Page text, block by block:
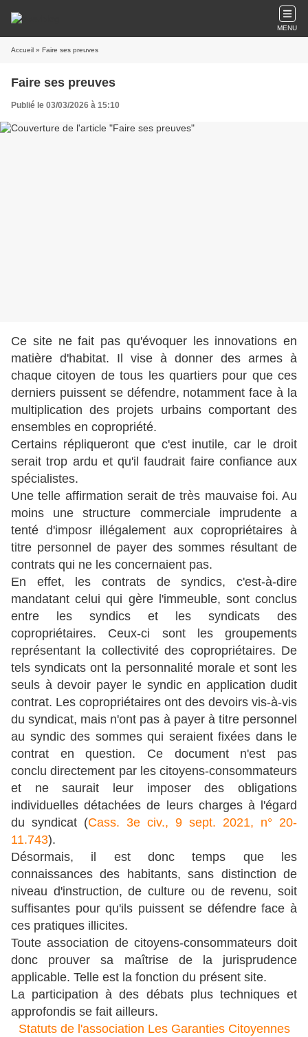
MENU
Accueil » Faire ses preuves
Faire ses preuves
Publié le 03/03/2026 à 15:10
Ce site ne fait pas qu'évoquer les innovations en
matière d'habitat. Il vise à donner des armes à
chaque citoyen de tous les quartiers pour que ces
derniers puissent se défendre, notamment face à la
multiplication des projets urbains comportant des
ensembles en copropriété.
Certains répliqueront que c'est inutile, car le droit
serait trop ardu et qu'il faudrait faire confiance aux
spécialistes.
Une telle affirmation serait de très mauvaise foi. Au
moins une structure commerciale imprudente a
tenté d'imposr illégalement aux copropriétaires à
titre personnel de payer des sommes résultant de
contrats qui ne les concernaient pas.
En effet, les contrats de syndics, c'est-à-dire
mandatant celui qui gère l'immeuble, sont conclus
entre les syndics et les syndicats des
copropriétaires. Ceux-ci sont les groupements
représentant la collectivité des copropriétaires. De
tels syndicats ont la personnalité morale et sont les
seuls à devoir payer le syndic en application dudit
contrat. Les copropriétaires ont des devoirs vis-à-vis
du syndicat, mais n'ont pas à payer à titre personnel
au syndic des sommes qui seraient fixées dans le
contrat en question. Ce document n'est pas
conclu directement par les citoyens-consommateurs
et ne saurait leur imposer des obligations
individuelles détachées de leurs charges à l'égard
du syndicat (Cass. 3e civ., 9 sept. 2021, n° 20-
11.743).
Désormais, il est donc temps que les
connaissances des habitants, sans distinction de
niveau d'instruction, de culture ou de revenu, soit
suffisantes pour qu'ils puissent se défendre face à
ces pratiques illicites.
Toute association de citoyens-consommateurs doit
donc prouver sa maîtrise de la jurisprudence
applicable. Telle est la fonction du présent site.
La participation à des débats plus techniques et
approfondis se fait ailleurs.
Statuts de l'association Les Garanties Citoyennes